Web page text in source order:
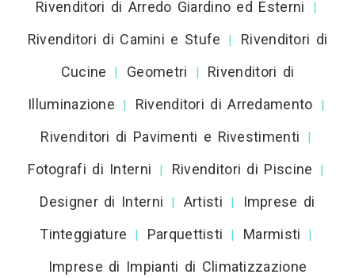
Rivenditori di Arredo Giardino ed Esterni |
Rivenditori di Camini e Stufe |
Rivenditori di
Cucine
| Geometri |
Rivenditori di
Illuminazione
| Rivenditori di Arredamento |
Rivenditori di Pavimenti e Rivestimenti |
Fotografi di Interni | Rivenditori di Piscine |
Designer di Interni | Artisti |
Imprese di
Tinteggiature
| Parquettisti | Marmisti |
Imprese di Impianti di Climatizzazione